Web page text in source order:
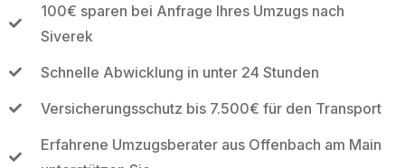
100€ sparen bei Anfrage Ihres Umzugs nach
Siverek
Schnelle Abwicklung in unter 24 Stunden
Versicherungsschutz bis 7.500€ für den Transport
Erfahrene Umzugsberater aus Offenbach am Main